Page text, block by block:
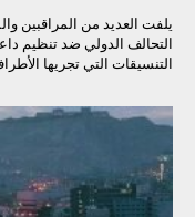
يلفت العديد من المراقبين
التحالف الدولي ضد تنظيم
التنسيقات التي تجريها